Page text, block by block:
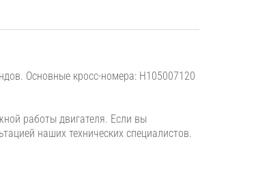
Основные кросс-номера: H105007120
работы двигателя. Если вы
наших технических специалистов.